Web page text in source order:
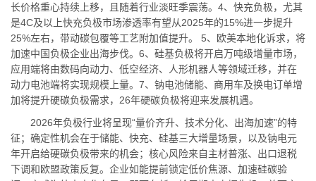
长价格重心持续上移，且随着行业淡旺季震荡。4、快充负极，尤其
是4C及以上快充负极市场渗透率有望从2025年的15%进一步提升
25%左右，带动碳包覆等工艺附加值提升。 5、欧美本地化诉求，将
加速中国负极企业出海步伐。6、硅基负极将开启万吨级增量市场，
应用端将由数码向动力、低空经济、人形机器人等领域迁移，并在
动力电池端将实现规模上量。7、钠电池储能、商用车及换电订单增
加将提升硬碳负极需求，26年硬碳负极将迎来发展机遇。
2026年负极行业将呈现“量价齐升、技术分化、出海加速”的特
征；确定性机会在于储能、快充、硅基三大增量场景，以及钠电元
年开启给硬碳负极带来的机会；核心风险来自主材普涨、出口退税
下调和欧盟政策反复。企业如能提前锁定低价焦源、加速硅碳验